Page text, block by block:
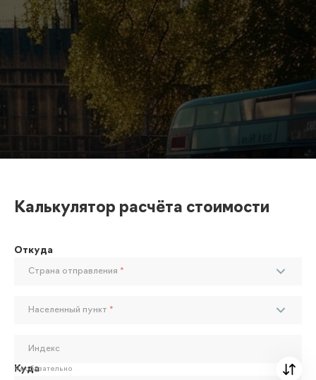
Калькулятор расчёта стоимости
Откуда
Страна отправления *
Населенный пункт *
Индекс
Необязательно
Куда